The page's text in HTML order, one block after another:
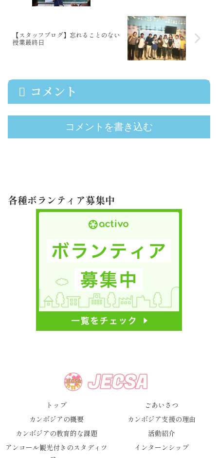
【スタッフブログ】忘れることのない
授業最終日
コメント
コメントを書き込む
各種ボランティア募集中
トップ
ごあいさつ
カンボジアの概要
カンボジア支援の理由
カンボジアの教育的な課題
活動紹介
アンコール観光付きのスタディツ
インターンシップ